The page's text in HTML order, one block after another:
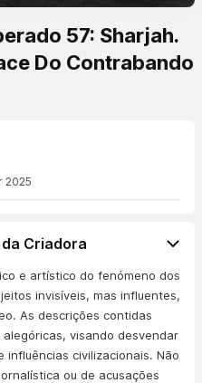
57: Sharjah.
Do Contrabando
2025
Criadora
e artístico do fenómeno dos
invisíveis, mas influentes,
As descrições contidas
visando desvendar
influências civilizacionais. Não
ou de acusações